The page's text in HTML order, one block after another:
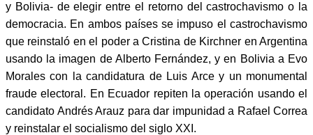
y Bolivia- de elegir entre el retorno del castrochavismo o la
democracia. En ambos países se impuso el castrochavismo
que reinstaló en el poder a Cristina de Kirchner en Argentina
usando la imagen de Alberto Fernández, y en Bolivia a Evo
Morales con la candidatura de Luis Arce y un monumental
fraude electoral. En Ecuador repiten la operación usando el
candidato Andrés Arauz para dar impunidad a Rafael Correa
y reinstalar el socialismo del siglo XXI.